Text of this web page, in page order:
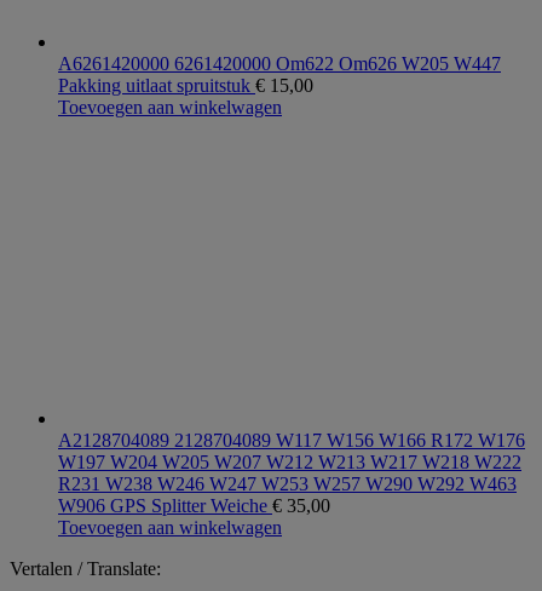
A6261420000 6261420000 Om622 Om626 W205 W447
Pakking uitlaat spruitstuk € 15,00
Toevoegen aan winkelwagen
A2128704089 2128704089 W117 W156 W166 R172 W176
W197 W204 W205 W207 W212 W213 W217 W218 W222
R231 W238 W246 W247 W253 W257 W290 W292 W463
W906 GPS Splitter Weiche € 35,00
Toevoegen aan winkelwagen
Vertalen / Translate: